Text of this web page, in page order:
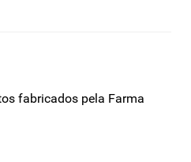
fabricados pela Farma